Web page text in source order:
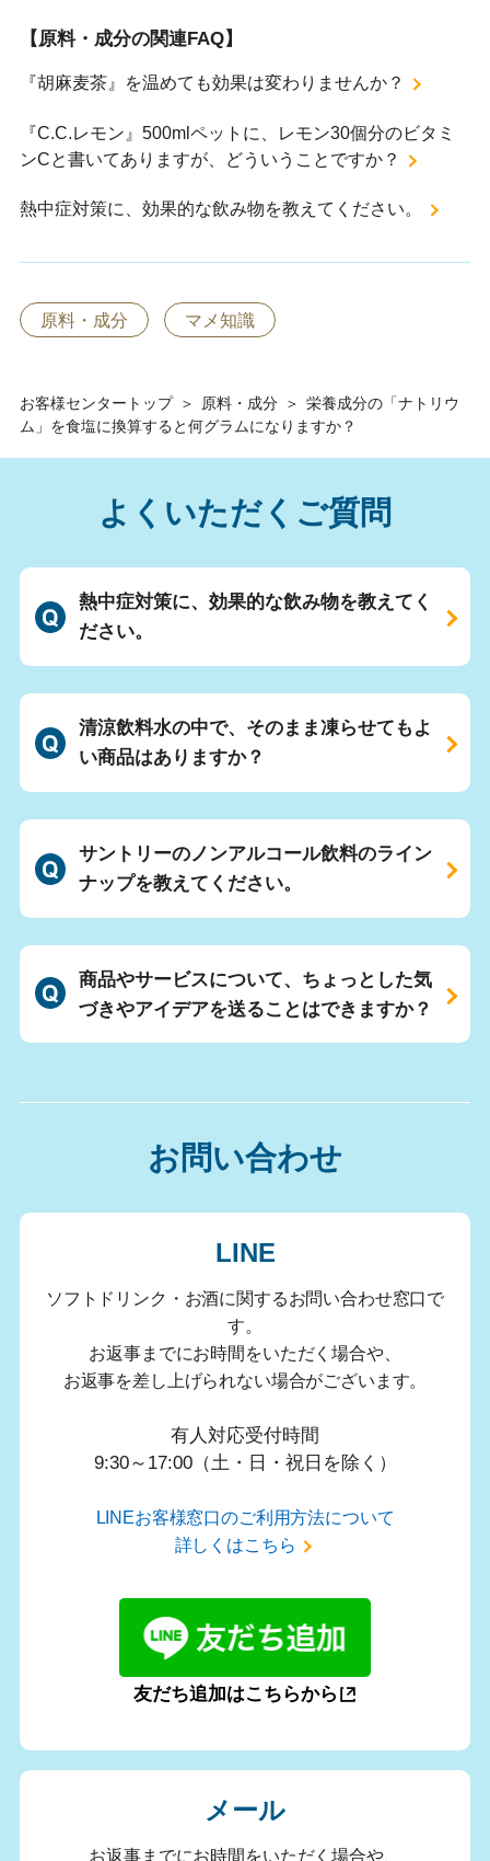
お客様センタートップ ＞ 原料・成分 ＞ 栄養成分の「ナトリウ
ム」を食塩に換算すると何グラムになりますか？
【原料・成分の関連FAQ】
『胡麻麦茶』を温めても効果は変わりませんか？
『C.C.レモン』500mlペットに、レモン30個分のビタミ
ンCと書いてありますが、どういうことですか？
熱中症対策に、効果的な飲み物を教えてください。
原料・成分 マメ知識
よくいただくご質問
熱中症対策に、効果的な飲み物を教えてく
ださい。
清涼飲料水の中で、そのまま凍らせてもよ
い商品はありますか？
サントリーのノンアルコール飲料のライン
ナップを教えてください。
商品やサービスについて、ちょっとした気
づきやアイデアを送ることはできますか？
お問い合わせ
LINE
ソフトドリンク・お酒に関するお問い合わせ窓口で
す。
お返事までにお時間をいただく場合や、
お返事を差し上げられない場合がございます。
有人対応受付時間
9:30～17:00（土・日・祝日を除く）
LINEお客様窓口のご利用方法について
詳しくはこちら
友だち追加はこちらから
メール
お返事までにお時間をいただく場合や、